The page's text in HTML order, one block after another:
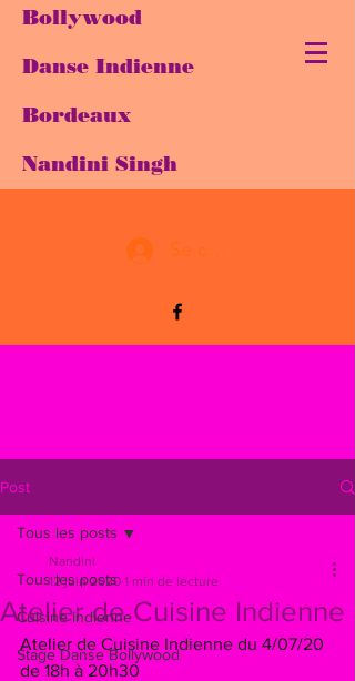
Se connecter
Bollywood
Danse Indienne
Bordeaux
Nandini Singh
Post
Tous les posts
Cuisine indienne
Stage Danse Bollywood
Tous les posts
Atelier de Cuisine Indienne
Nandini
12 juin 2020 1 min de lecture
Atelier de Cuisine Indienne du 4/07/20
de 18h à 20h30